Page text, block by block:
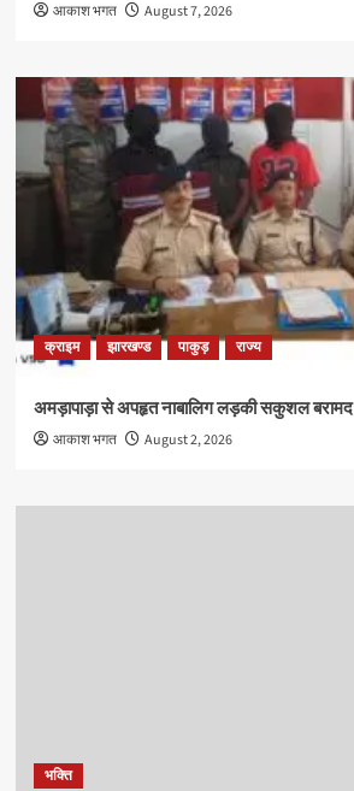
आकाश भगत August 7, 2026
क्राइम झारखण्ड पाकुड़ राज्य
अमड़ापाड़ा से अपहृत नाबालिग लड़की सकुशल बरामद
आकाश भगत August 2, 2026
भक्ति